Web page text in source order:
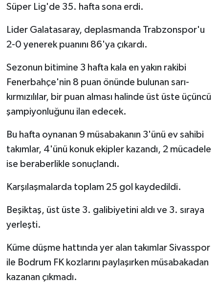
Süper Lig'de 35. hafta sona erdi.
Lider Galatasaray, deplasmanda Trabzonspor'u
2-0 yenerek puanını 86'ya çıkardı.
Sezonun bitimine 3 hafta kala en yakın rakibi
Fenerbahçe'nin 8 puan önünde bulunan sarı-
kırmızılılar, bir puan alması halinde üst üste üçüncü
şampiyonluğunu ilan edecek.
Bu hafta oynanan 9 müsabakanın 3'ünü ev sahibi
takımlar, 4'ünü konuk ekipler kazandı, 2 mücadele
ise beraberlikle sonuçlandı.
Karşılaşmalarda toplam 25 gol kaydedildi.
Beşiktaş, üst üste 3. galibiyetini aldı ve 3. sıraya
yerleşti.
Küme düşme hattında yer alan takımlar Sivasspor
ile Bodrum FK kozlarını paylaşırken müsabakadan
kazanan çıkmadı.